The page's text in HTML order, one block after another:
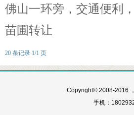
佛山一环旁，交通便利
苗圃转让
20 条记录 1/1 页
Copyright© 2008-2016
手机：